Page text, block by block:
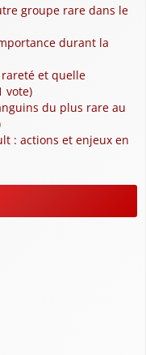
groupe rare dans le
durant la
et quelle
vote)
du plus rare au
: actions et enjeux en